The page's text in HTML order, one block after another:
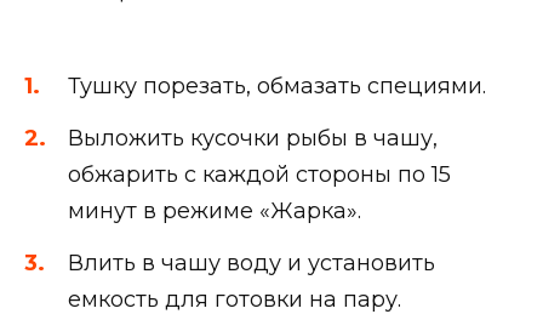
Тушку порезать, обмазать специями.
Выложить кусочки рыбы в чашу,
обжарить с каждой стороны по 15
минут в режиме «Жарка».
Влить в чашу воду и установить
емкость для готовки на пару.